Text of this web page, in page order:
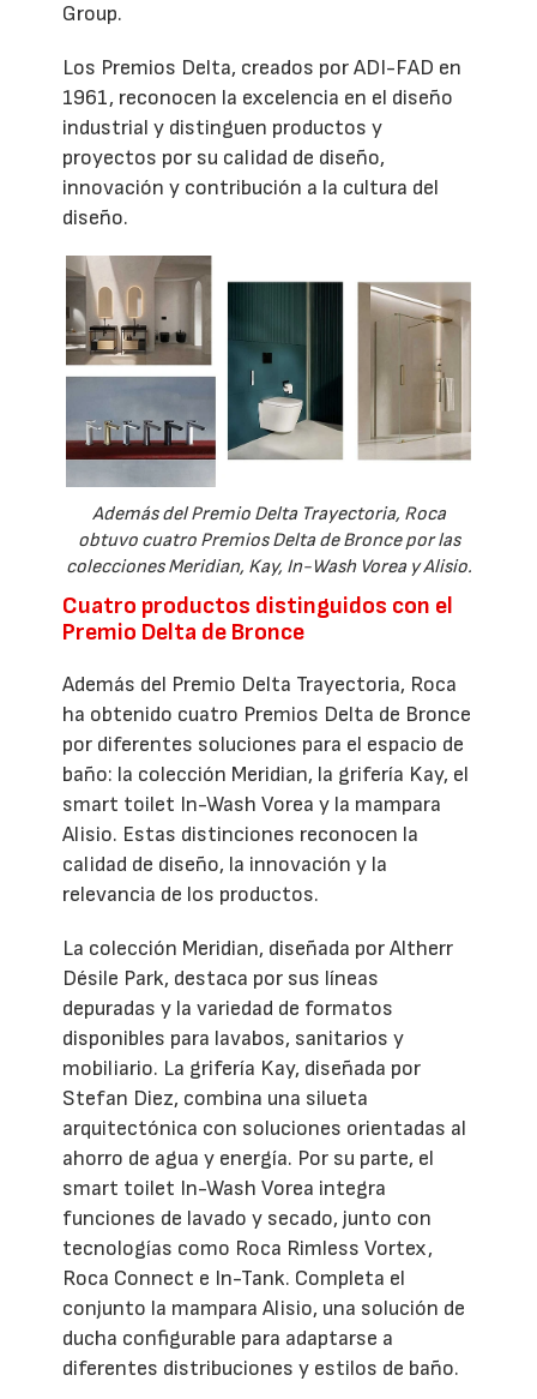
Group.
Los Premios Delta, creados por ADI-FAD en
1961, reconocen la excelencia en el diseño
industrial y distinguen productos y
proyectos por su calidad de diseño,
innovación y contribución a la cultura del
diseño.
Además del Premio Delta Trayectoria, Roca
obtuvo cuatro Premios Delta de Bronce por las
colecciones Meridian, Kay, In-Wash Vorea y Alisio.
Cuatro productos distinguidos con el
Premio Delta de Bronce
Además del Premio Delta Trayectoria, Roca
ha obtenido cuatro Premios Delta de Bronce
por diferentes soluciones para el espacio de
baño: la colección Meridian, la grifería Kay, el
smart toilet In-Wash Vorea y la mampara
Alisio. Estas distinciones reconocen la
calidad de diseño, la innovación y la
relevancia de los productos.
La colección Meridian, diseñada por Altherr
Désile Park, destaca por sus líneas
depuradas y la variedad de formatos
disponibles para lavabos, sanitarios y
mobiliario. La grifería Kay, diseñada por
Stefan Diez, combina una silueta
arquitectónica con soluciones orientadas al
ahorro de agua y energía. Por su parte, el
smart toilet In-Wash Vorea integra
funciones de lavado y secado, junto con
tecnologías como Roca Rimless Vortex,
Roca Connect e In-Tank. Completa el
conjunto la mampara Alisio, una solución de
ducha configurable para adaptarse a
diferentes distribuciones y estilos de baño.